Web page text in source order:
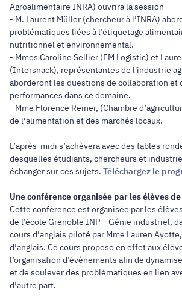
Agroalimentaire INRA) ouvrira la session
- M. Laurent Müller (chercheur à l’INRA)
problématiques liées à l’étiquetage
nutritionnel et environnemental.
- Mmes Caroline Sellier (FM Logistic) et
(Intersnack), représentantes de l'industrie
aborderont les questions de collaboration et
performances dans ce domaine.
- Mme Florence Reiner, (Chambre
de l’alimentation et des marchés locaux.
L’après-­midi s’achèvera avec des tables
desquelles étudiants, chercheurs et
échanger sur ces sujets. Téléchargez le
Une conférence organisée par les élèves
Cette conférence est organisée par les
de l’école Grenoble INP – Génie industriel,
cours d’anglais piloté par Mme Lauren
d’anglais. Ce cours propose en effet aux
l’organisation d’évènements afin de
et de soulever des problématiques en lien
d’autre part.